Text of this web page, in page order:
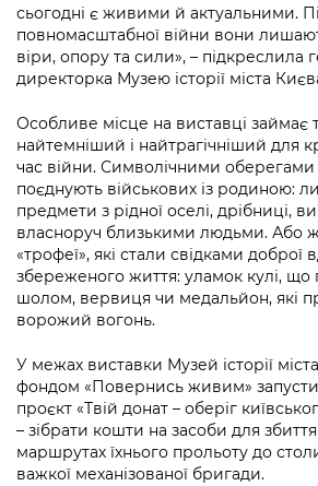
сьогодні є живими й актуальними.
повномасштабної війни вони
віри, опору та сили», – підкреслила
директорка Музею історії міста
Особливе місце на виставці займає
найтемніший і найтрагічніший для
час війни. Символічними оберегами
поєднують військових із родиною:
предмети з рідної оселі, дрібниці,
власноруч близькими людьми. Або ж
«трофеї», які стали свідками доброї
збереженого життя: уламок кулі, що
шолом, вервиця чи медальйон, які
ворожий вогонь.
У межах виставки Музей історії
фондом «Повернись живим»
проєкт «Твій донат – оберіг
– зібрати кошти на засоби для
маршрутах їхнього прольоту до
важкої механізованої бригади.